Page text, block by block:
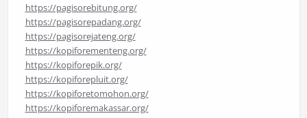
https://pagisorebitung.org/
https://pagisorepadang.org/
https://pagisorejateng.org/
https://kopiforementeng.org/
https://kopiforepik.org/
https://kopiforepluit.org/
https://kopiforetomohon.org/
https://kopiforemakassar.org/